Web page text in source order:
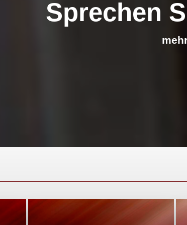
Sprechen